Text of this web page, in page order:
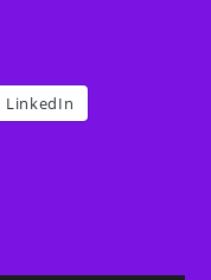
LinkedIn